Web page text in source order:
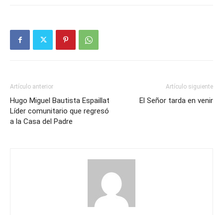
Artículo anterior
Hugo Miguel Bautista Espaillat
Líder comunitario que regresó
a la Casa del Padre
Artículo siguiente
El Señor tarda en venir